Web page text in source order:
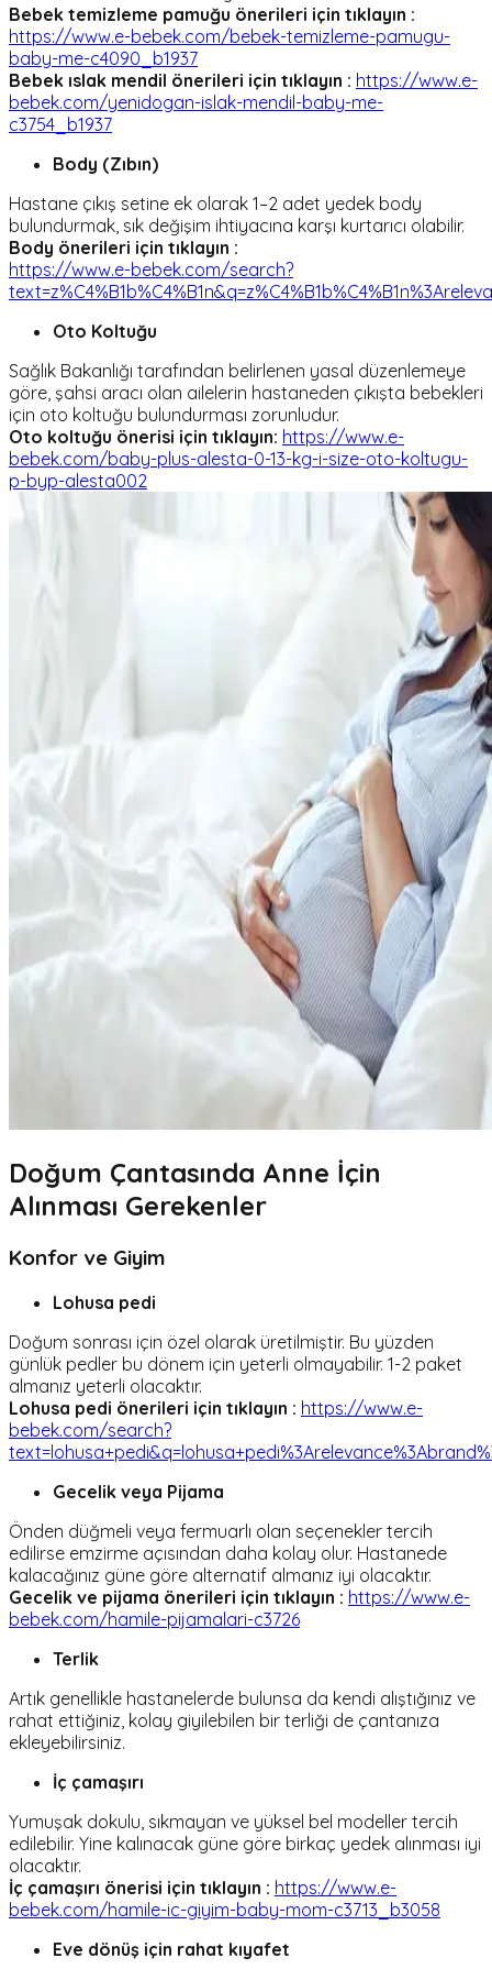
Bebek temizleme pamuğu önerileri için tıklayın :
https://www.e-bebek.com/bebek-temizleme-pamugu-
baby-me-c4090_b1937
Bebek ıslak mendil önerileri için tıklayın : https://www.e-
bebek.com/yenidogan-islak-mendil-baby-me-
c3754_b1937
Body (Zıbın)
Hastane çıkış setine ek olarak 1–2 adet yedek body
bulundurmak, sık değişim ihtiyacına karşı kurtarıcı olabilir.
Body önerileri için tıklayın :
https://www.e-bebek.com/search?
Oto Koltuğu
Sağlık Bakanlığı tarafından belirlenen yasal düzenlemeye
göre, şahsi aracı olan ailelerin hastaneden çıkışta bebekleri
için oto koltuğu bulundurması zorunludur.
Oto koltuğu önerisi için tıklayın: https://www.e-
bebek.com/baby-plus-alesta-0-13-kg-i-size-oto-koltugu-
p-byp-alesta002
Doğum Çantasında Anne İçin
Alınması Gerekenler
Konfor ve Giyim
Lohusa pedi
Doğum sonrası için özel olarak üretilmiştir. Bu yüzden
günlük pedler bu dönem için yeterli olmayabilir. 1-2 paket
almanız yeterli olacaktır.
Lohusa pedi önerileri için tıklayın : https://www.e-
bebek.com/search?
Gecelik veya Pijama
Önden düğmeli veya fermuarlı olan seçenekler tercih
edilirse emzirme açısından daha kolay olur. Hastanede
kalacağınız güne göre alternatif almanız iyi olacaktır.
Gecelik ve pijama önerileri için tıklayın : https://www.e-
bebek.com/hamile-pijamalari-c3726
Terlik
Artık genellikle hastanelerde bulunsa da kendi alıştığınız ve
rahat ettiğiniz, kolay giyilebilen bir terliği de çantanıza
ekleyebilirsiniz.
İç çamaşırı
Yumuşak dokulu, sıkmayan ve yüksel bel modeller tercih
edilebilir. Yine kalınacak güne göre birkaç yedek alınması iyi
olacaktır.
İç çamaşırı önerisi için tıklayın : https://www.e-
bebek.com/hamile-ic-giyim-baby-mom-c3713_b3058
Eve dönüş için rahat kıyafet